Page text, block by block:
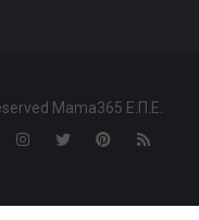
Mama365 Ε.Π.Ε.